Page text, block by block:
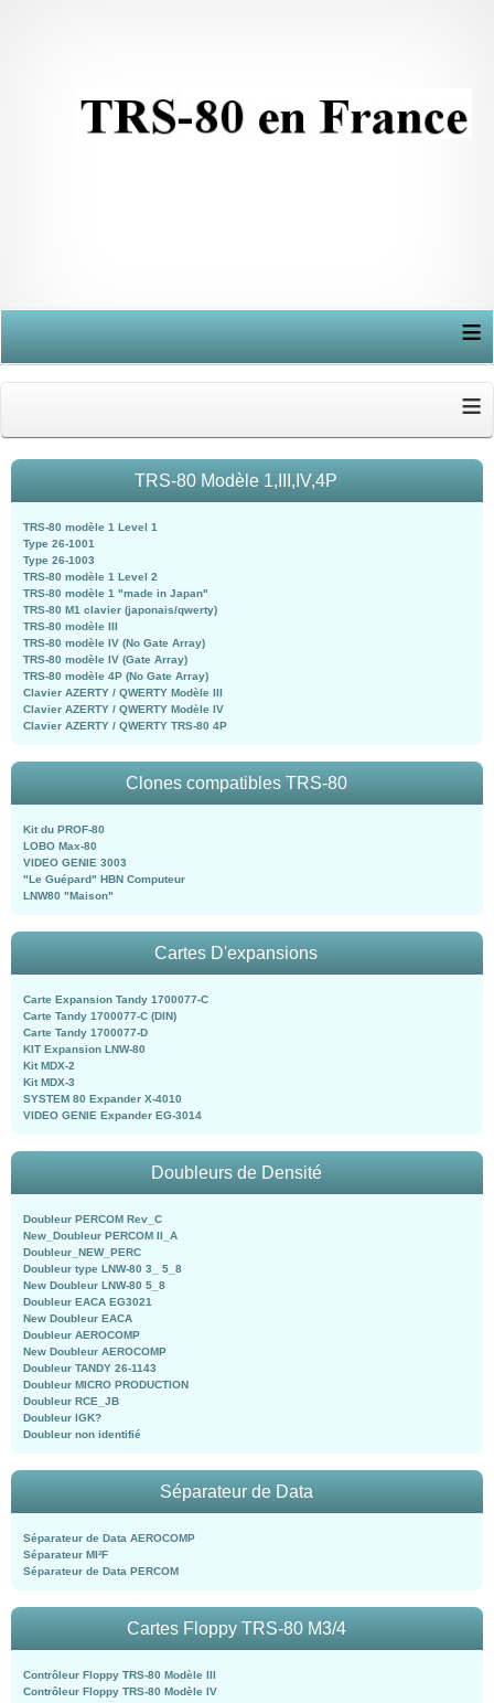
≡
≡
TRS-80 Modèle 1,III,IV,4P
TRS-80 modèle 1 Level 1
Type 26-1001
Type 26-1003
TRS-80 modèle 1 Level 2
TRS-80 modèle 1 "made in Japan"
TRS-80 M1 clavier (japonais/qwerty)
TRS-80 modèle III
TRS-80 modèle IV (No Gate Array)
TRS-80 modèle IV (Gate Array)
TRS-80 modèle 4P (No Gate Array)
Clavier AZERTY / QWERTY Modèle III
Clavier AZERTY / QWERTY Modèle IV
Clavier AZERTY / QWERTY TRS-80 4P
Clones compatibles TRS-80
Kit du PROF-80
LOBO Max-80
VIDEO GENIE 3003
"Le Guépard" HBN Computeur
LNW80 "Maison"
Cartes D'expansions
Carte Expansion Tandy 1700077-C
Carte Tandy 1700077-C (DIN)
Carte Tandy 1700077-D
KIT Expansion LNW-80
Kit MDX-2
Kit MDX-3
SYSTEM 80 Expander X-4010
VIDEO GENIE Expander EG-3014
Doubleurs de Densité
Doubleur PERCOM Rev_C
New_Doubleur PERCOM II_A
Doubleur_NEW_PERC
Doubleur type LNW-80 3_ 5_8
New Doubleur LNW-80 5_8
Doubleur EACA EG3021
New Doubleur EACA
Doubleur AEROCOMP
New Doubleur AEROCOMP
Doubleur TANDY 26-1143
Doubleur MICRO PRODUCTION
Doubleur RCE_JB
Doubleur IGK?
Doubleur non identifié
Séparateur de Data
Séparateur de Data AEROCOMP
Séparateur MI²F
Séparateur de Data PERCOM
Cartes Floppy TRS-80 M3/4
Contrôleur Floppy TRS-80 Modèle III
Contrôleur Floppy TRS-80 Modèle IV